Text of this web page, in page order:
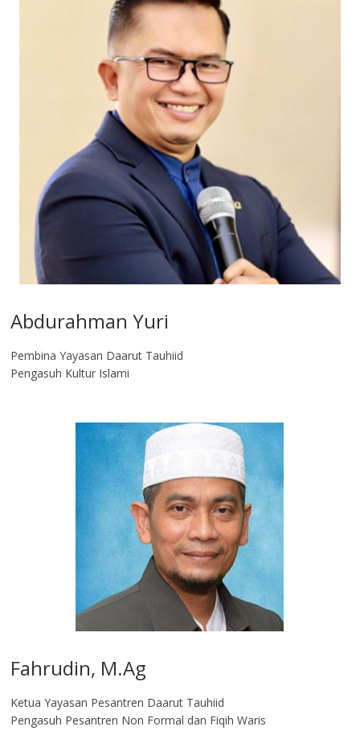
Abdurahman Yuri
Pembina Yayasan Daarut Tauhiid
Pengasuh Kultur Islami
Fahrudin, M.Ag​
Ketua Yayasan Pesantren Daarut Tauhiid
Pengasuh Pesantren Non Formal dan Fiqih Waris